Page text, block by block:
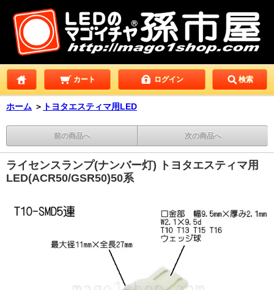
カート ログイン 検索
ホーム ＞ トヨタエスティマ用LED
前の商品へ 次の商品へ
ライセンスランプ(ナンバー灯) トヨタエスティマ用
LED(ACR50/GSR50)50系